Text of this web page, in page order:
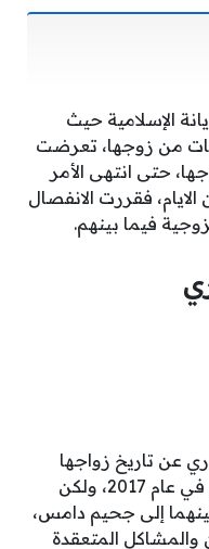
الإسلامية حيث
من زوجها، تعرضت
حتى انتهى الأمر
فقررت الانفصال
فيما بينهم.
عن تاريخ زواجها
وأفادت أنها دخلت القفص الذهبي في عام 2017، ولكن
إلى جحيم دامس،
والمشاكل المتعقدة